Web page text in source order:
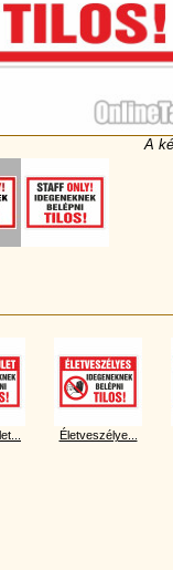
A
Életveszélye...